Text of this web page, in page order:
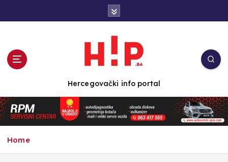
n
t
e
Hercegovački info portal
Home